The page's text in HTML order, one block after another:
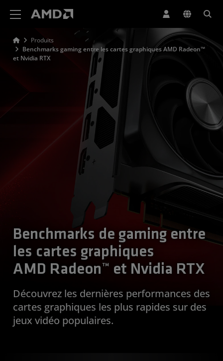
Produits
Benchmarks gaming entre les cartes graphiques AMD Radeon™
et Nvidia RTX
Benchmarks de gaming entre
les cartes graphiques
AMD Radeon™ et Nvidia RTX
Découvrez les dernières performances des
cartes graphiques les plus rapides sur des
jeux vidéo populaires.